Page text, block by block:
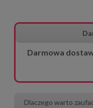
Darmowa
Dlaczego warto